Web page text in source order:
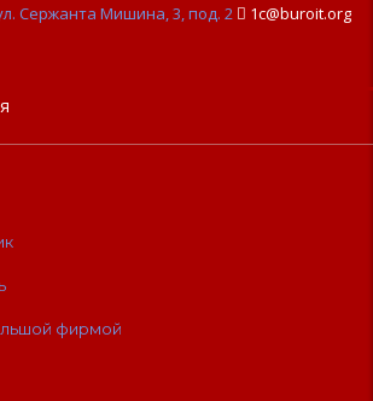
Сержанта Мишина, 3, под. 2  1c@buroit.org
фирмой